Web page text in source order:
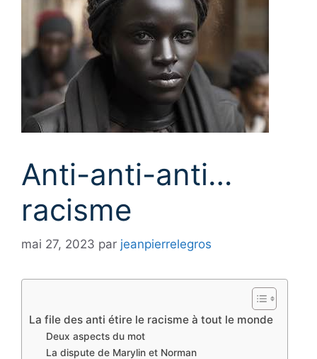
Anti-anti-anti…
racisme
mai 27, 2023 par jeanpierrelegros
La file des anti étire le racisme à tout le monde
Deux aspects du mot
La dispute de Marylin et Norman